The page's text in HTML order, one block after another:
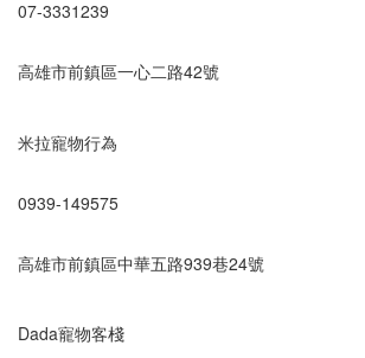
07-3331239
高雄市前鎮區一心二路42號
米拉寵物行為
0939-149575
高雄市前鎮區中華五路939巷24號
Dada寵物客棧